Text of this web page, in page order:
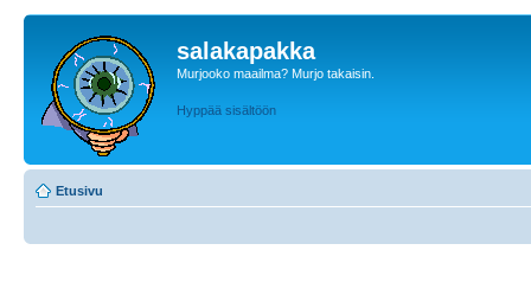
salakapakka
Murjooko maailma? Murjo takaisin.
Hyppää sisältöön
Etusivu